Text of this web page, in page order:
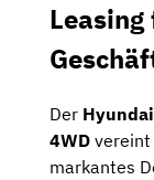
Der
4WD vereint
markantes